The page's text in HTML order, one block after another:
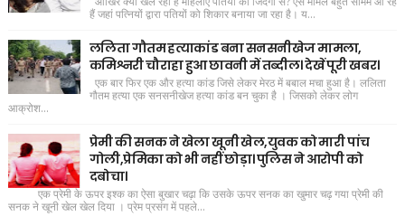
हैं जहां पत्नियों द्वारा पतियों को शिकार बनाया जा रहा है। य...
ललिता गौतम हत्याकांड बना सनसनीखेज मामला,
कमिश्नरी चौराहा हुआ छावनी में तब्दील। देखें पूरी खबर।
एक बार फिर एक और हत्या कांड जिसे लेकर मेरठ में बबाल मचा हुआ है। ललिता
गौतम हत्या एक सनसनीखेज हत्या कांड बन चुका है । जिसको लेकर लोग
आक्रोश...
प्रेमी की सनक ने खेला खूनी खेल,युवक को मारी पांच
गोली,प्रेमिका को भी नहीं छोड़ा। पुलिस ने आरोपी को
दबोचा।
एक प्रेमी के ऊपर इश्क का ऐसा बुखार चढ़ा कि उसके ऊपर सनक का खुमार चढ़ गया प्रेमी की
सनक ने खूनी खेल खेल दिया । प्रेम प्रसंग में पहले...